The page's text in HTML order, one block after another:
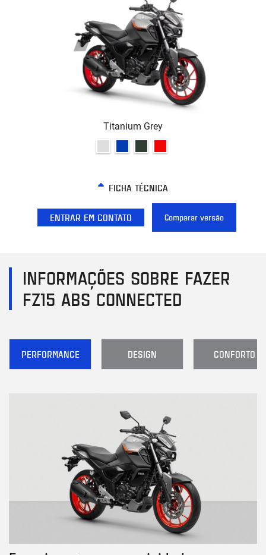
Titanium Grey
FICHA TÉCNICA
ENTRAR EM CONTATO Comparar versão
INFORMAÇÕES SOBRE FAZER
FZ15 ABS CONNECTED
PERFORMANCE DESIGN CONFORTO